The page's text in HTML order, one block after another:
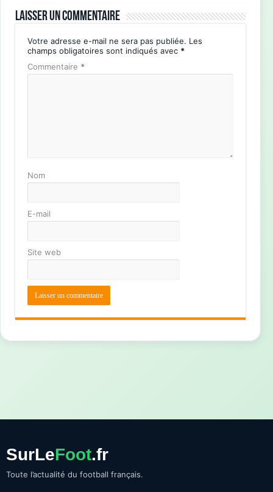
Laisser un commentaire
Votre adresse e-mail ne sera pas publiée. Les
champs obligatoires sont indiqués avec *
Commentaire *
Nom
E-mail
Site web
SurLeFoot.fr
Toute l’actualité du football français.